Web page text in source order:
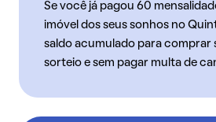
Se você já pagou 60
imóvel dos seus sonhos no
saldo acumulado para comprar
sorteio e sem pagar multa de